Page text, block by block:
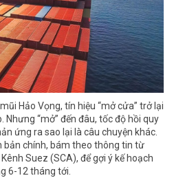
Hảo Vọng, tín hiệu “mở cửa” trở lại
“mở” đến đâu, tốc độ hồi quy
ứng ra sao lại là câu chuyện khác.
bản chính, bám theo thông tin từ
Suez (SCA), để gợi ý kế hoạch
6-12 tháng tới.